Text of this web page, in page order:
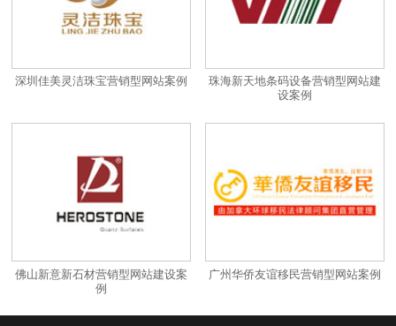
深圳佳美灵洁珠宝营销型网站案例
珠海新天地条码设备营销型网站建
设案例
佛山新意新石材营销型网站建设案
例
广州华侨友谊移民营销型网站案例